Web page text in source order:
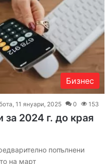
Бизнес
11 януари, 2025 0 153
2024 г. до края
попълнени
на март